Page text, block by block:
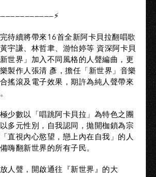
待續將帶來16首全新阿卡貝拉翻唱歌
宇謙、林哲聿、游怡婷等 資深阿卡貝
世界」加入不同風格的人聲編曲，更
製作人張清 彥，擔任「新世界」音樂
搖滾及電子效果，期許為純人聲帶來
少數以「唱跳阿卡貝拉」為特色之團
多元性別，自我認同，拋開枷鎖為宗
直視內心慾望，戀上內在自我」的人
嗨翻新世界的所有子⺠。
放人聲，開啟通往『新世界』的大